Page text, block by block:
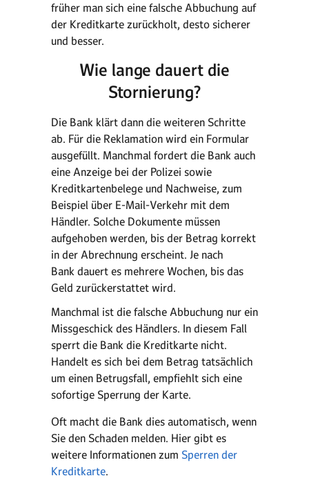
früher man sich eine falsche Abbuchung auf
der Kreditkarte zurückholt, desto sicherer
und besser.
Wie lange dauert die
Stornierung?
Die Bank klärt dann die weiteren Schritte
ab. Für die Reklamation wird ein Formular
ausgefüllt. Manchmal fordert die Bank auch
eine Anzeige bei der Polizei sowie
Kreditkartenbelege und Nachweise, zum
Beispiel über E-Mail-Verkehr mit dem
Händler. Solche Dokumente müssen
aufgehoben werden, bis der Betrag korrekt
in der Abrechnung erscheint. Je nach
Bank dauert es mehrere Wochen, bis das
Geld zurückerstattet wird.
Manchmal ist die falsche Abbuchung nur ein
Missgeschick des Händlers. In diesem Fall
sperrt die Bank die Kreditkarte nicht.
Handelt es sich bei dem Betrag tatsächlich
um einen Betrugsfall, empfiehlt sich eine
sofortige Sperrung der Karte.
Oft macht die Bank dies automatisch, wenn
Sie den Schaden melden. Hier gibt es
weitere Informationen zum Sperren der
Kreditkarte.